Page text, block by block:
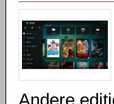
Andere